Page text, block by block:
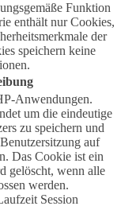
Funktion
enthält nur Cookies,
der
speichern keine
Anwendungen.
um die eindeutige
zu speichern und
auf
Das Cookie ist ein
gelöscht, wenn alle
werden.
Session